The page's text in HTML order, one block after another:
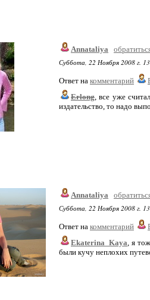
Annataliya
Суббота, 22 Ноября 2008 г.
Ответ на комментарий
Erlong, все уже
издательство, то надо
Annataliya
Суббота, 22 Ноября 2008 г.
Ответ на комментарий
Ekaterina_Kaya, я
были кучу неплохих